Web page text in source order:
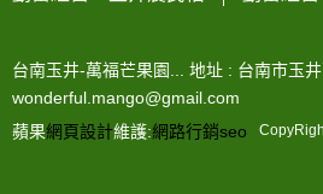
台南玉井-萬福芒果園... 地址 : 台南市玉
wonderful.mango@gmail.com
蘋果網頁設計維護:網路行銷seo